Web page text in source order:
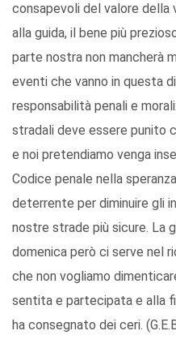
consapevoli del valore della
alla guida, il bene più
parte nostra non mancherà
eventi che vanno in questa
responsabilità penali e
stradali deve essere punito
e noi pretendiamo venga
Codice penale nella
deterrente per diminuire gli
nostre strade più sicure. La
domenica però ci serve nel
che non vogliamo
sentita e partecipata e alla
ha consegnato dei ceri.